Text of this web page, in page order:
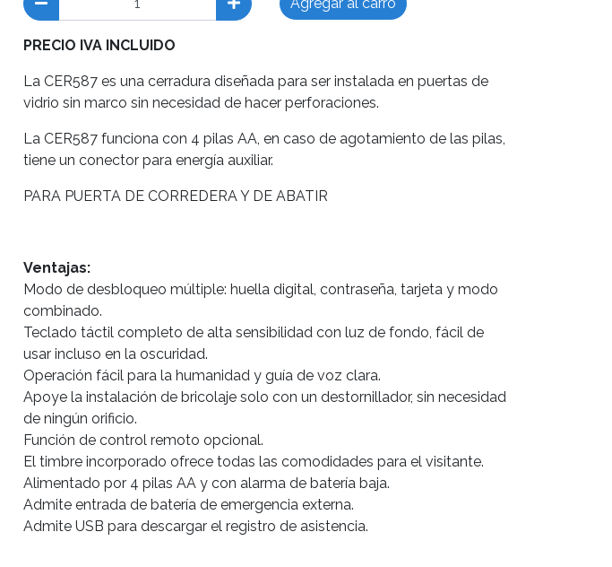
PRECIO IVA INCLUIDO
La CER587 es una cerradura diseñada para ser instalada en puertas de
vidrio sin marco sin necesidad de hacer perforaciones.
La CER587 funciona con 4 pilas AA, en caso de agotamiento de las pilas,
tiene un conector para energía auxiliar.
PARA PUERTA DE CORREDERA Y DE ABATIR
Ventajas:
Modo de desbloqueo múltiple: huella digital, contraseña, tarjeta y modo
combinado.
Teclado táctil completo de alta sensibilidad con luz de fondo, fácil de
usar incluso en la oscuridad.
Operación fácil para la humanidad y guía de voz clara.
Apoye la instalación de bricolaje solo con un destornillador, sin necesidad
de ningún orificio.
Función de control remoto opcional.
El timbre incorporado ofrece todas las comodidades para el visitante.
Alimentado por 4 pilas AA y con alarma de batería baja.
Admite entrada de batería de emergencia externa.
Admite USB para descargar el registro de asistencia.